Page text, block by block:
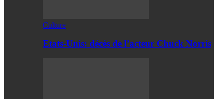
Culture
Etats-Unis: décès de l’acteur Chuck Norris